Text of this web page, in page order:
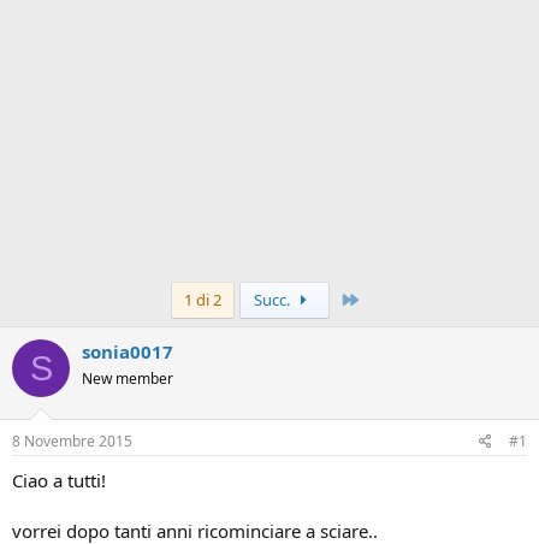
1 di 2 Succ.
S sonia0017
New member
8 Novembre 2015 #1
Ciao a tutti!
vorrei dopo tanti anni ricominciare a sciare..